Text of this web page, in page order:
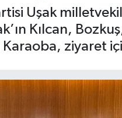
Uşak
Kılcan,
Karaoba, ziyaret